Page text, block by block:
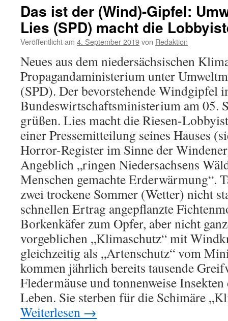
MdB):
„Uns
allen
an
Küste
liegt
natürlich
der
Schutz
des
Naturerbes
Wattenmeer
am
Herzen“
Das ist der (Wind)-Gipfel:
Lies (SPD) macht die
Veröffentlicht am 4. September 2019von Redaktion
Neues aus dem niedersächsischen
Propagandaministerium unter
(SPD). Der bevorstehende Windgipfel
Bundeswirtschaftsministerium am 05.
grüßen. Lies macht die Riesen-
einer Pressemitteilung seines Hauses
Horror-Register im Sinne der
Angeblich „ringen Niedersachsens
Menschen gemachte Erderwärmung“.
zwei trockene Sommer (Wetter) nicht
schnellen Ertrag angepflanzte
Borkenkäfer zum Opfer, aber nicht
vorgeblichen „Klimaschutz“ mit
gleichzeitig als „Artenschutz“ vom
kommen jährlich bereits tausende
Fledermäuse und tonnenweise
Leben. Sie sterben für die Schimäre
Weiterlesen →